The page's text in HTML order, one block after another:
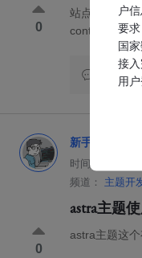
0
站点违规链接
content/
新手248
时间：
频道：
主题开
astra主题
0
astra主题这
户
要
国
接
用